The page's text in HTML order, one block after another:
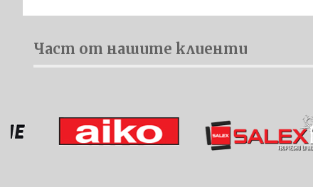
Част от нашите клиенти